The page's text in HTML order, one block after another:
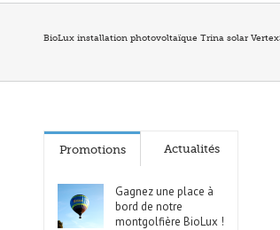
BioLux installation photovoltaïque Trina solar
Promotions Actualités
Gagnez une place à
bord de notre
montgolfière BioLux !